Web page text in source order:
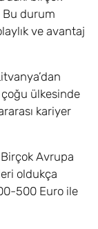
durum
ve avantaj
çoğu ülkesinde
kariyer
Birçok Avrupa
oldukça
500 Euro ile